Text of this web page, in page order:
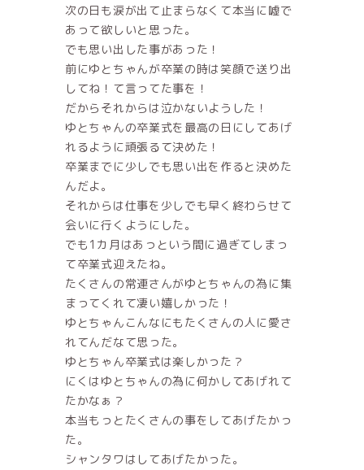
次の日も涙が出て止まらなくて本当に嘘で
あって欲しいと思った。
でも思い出した事があった！
前にゆとちゃんが卒業の時は笑顔で送り出
してね！て言ってた事を！
だからそれからは泣かないようした！
ゆとちゃんの卒業式を最高の日にしてあげ
れるように頑張るて決めた！
卒業までに少しでも思い出を作ると決めた
んだよ。
それからは仕事を少しでも早く終わらせて
会いに行くようにした。
でも1カ月はあっという間に過ぎてしまっ
て卒業式迎えたね。
たくさんの常連さんがゆとちゃんの為に集
まってくれて凄い嬉しかった！
ゆとちゃんこんなにもたくさんの人に愛さ
れてんだなて思った。
ゆとちゃん卒業式は楽しかった？
にくはゆとちゃんの為に何かしてあげれて
たかなぁ？
本当もっとたくさんの事をしてあげたかっ
た。
シャンタワはしてあげたかった。